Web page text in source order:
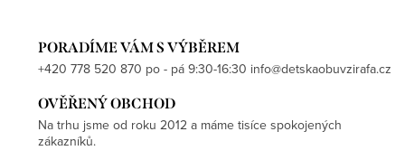
PORADÍME VÁM S VÝBĚREM
+420 778 520 870 po - pá 9:30-16:30 info@detskaobuvzirafa.cz
OVĚŘENÝ OBCHOD
Na trhu jsme od roku 2012 a máme tisíce spokojených
zákazníků.